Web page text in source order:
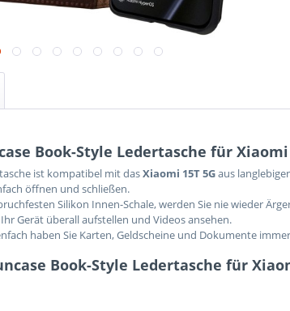
Book-Style Ledertasche für Xiaomi
ist kompatibel mit dasXiaomi 15T 5Gaus
öffnen und schließen.
Silikon Innen-Schale, werden Sie nie wieder
Gerät überall aufstellen und Videos ansehen.
haben Sie Karten, Geldscheine und Dokumente
Book-Style Ledertasche für